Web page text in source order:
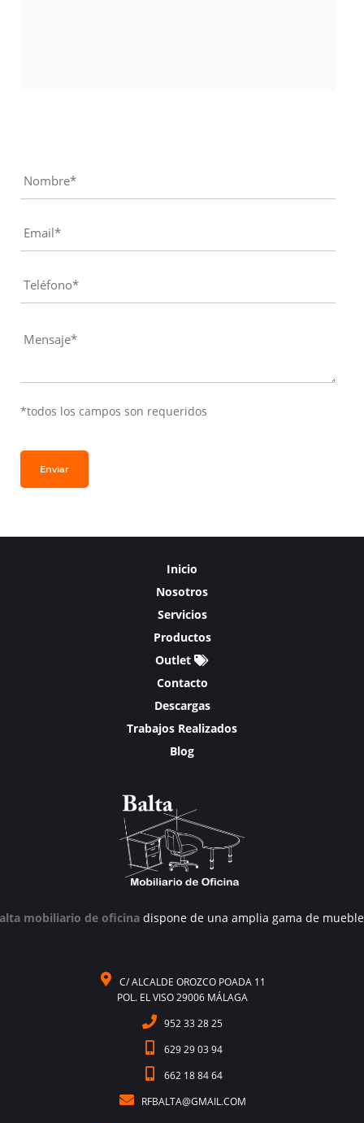
*todos los campos son requeridos
Enviar
Inicio
Nosotros
Servicios
Productos
Outlet
Contacto
Descargas
Trabajos Realizados
Blog
mobiliario de oficinadispone de una amplia gama de
C/ ALCALDE OROZCO POADA 11
POL. EL VISO 29006 MÁLAGA
952 33 28 25
629 29 03 94
662 18 84 64
RFBALTA@GMAIL.COM